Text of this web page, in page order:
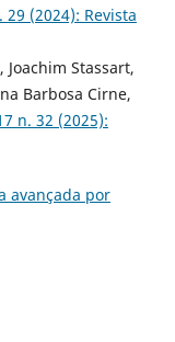
29 (2024): Revista
Joachim Stassart,
Barbosa Cirne,
n. 32 (2025):
avançada por